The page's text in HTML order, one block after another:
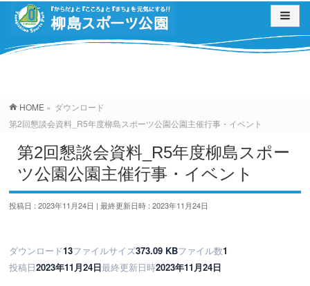
HOME » ダウンロード
第2回懇談会資料_R5年度柳島スポーツ公園公園主催行事・イベント
第2回懇談会資料_R5年度柳島スポー
ツ公園公園主催行事・イベント
投稿日 : 2023年11月24日 最終更新日時 : 2023年11月24日
ダウンロード13ファイルサイズ373.09 KBファイル数1
投稿日2023年11月24日最終更新日時2023年11月24日